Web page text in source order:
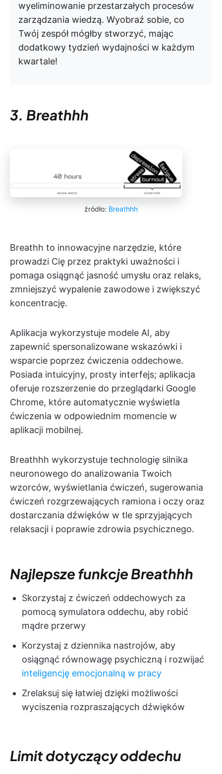
wyeliminowanie przestarzałych procesów
zarządzania wiedzą. Wyobraź sobie, co
Twój zespół mógłby stworzyć, mając
dodatkowy tydzień wydajności w każdym
kwartale!
3. Breathhh
źródło: Breathhh
Breathh to innowacyjne narzędzie, które
prowadzi Cię przez praktyki uważności i
pomaga osiągnąć jasność umysłu oraz relaks,
zmniejszyć wypalenie zawodowe i zwiększyć
koncentrację.
Aplikacja wykorzystuje modele AI, aby
zapewnić spersonalizowane wskazówki i
wsparcie poprzez ćwiczenia oddechowe.
Posiada intuicyjny, prosty interfejs; aplikacja
oferuje rozszerzenie do przeglądarki Google
Chrome, które automatycznie wyświetla
ćwiczenia w odpowiednim momencie w
aplikacji mobilnej.
Breathhh wykorzystuje technologię silnika
neuronowego do analizowania Twoich
wzorców, wyświetlania ćwiczeń, sugerowania
ćwiczeń rozgrzewających ramiona i oczy oraz
dostarczania dźwięków w tle sprzyjających
relaksacji i poprawie zdrowia psychicznego.
Najlepsze funkcje Breathhh
Skorzystaj z ćwiczeń oddechowych za
pomocą symulatora oddechu, aby robić
mądre przerwy
Korzystaj z dziennika nastrojów, aby
osiągnąć równowagę psychiczną i rozwijać
inteligencję emocjonalną w pracy
Zrelaksuj się łatwiej dzięki możliwości
wyciszenia rozpraszających dźwięków
Limit dotyczący oddechu